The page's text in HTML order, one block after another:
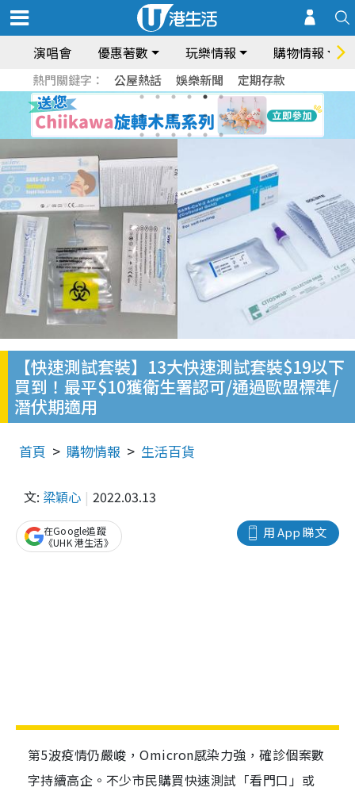
演唱會 優惠著數 玩樂情報 購物情報
熱門關鍵字： 公屋熱話 娛樂新聞 定期存款
【快速測試套裝】13大快速測試套裝$19以下
買到！最平$10獲衛生署認可/通過歐盟標準/
潛伏期適用
首頁 購物情報 生活百貨
文: 梁穎心 2022.03.13
用 App 睇文
在Google追蹤
《UHK 港生活》
第5波疫情仍嚴峻，Omicron感染力強，確診個案數
字持續高企。不少市民購買快速測試「看門口」或